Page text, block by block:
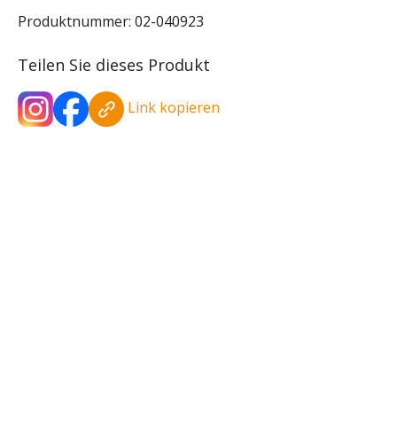
Produktnummer: 02-040923
Teilen Sie dieses Produkt
Link kopieren